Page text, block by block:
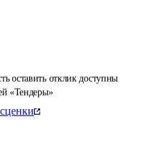
оставить отклик доступны
«Тендеры»